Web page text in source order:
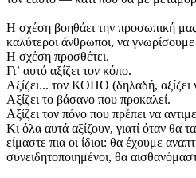
Η σχέση βοηθάει την προσωπική μας
καλύτεροι άνθρωποι, να
Η σχέση προσθέτει.
Γιʼ αυτό αξίζει τον κόπο.
Αξίζει... τον ΚΟΠΟ (δηλαδή, αξίζει
Αξίζει το βάσανο που προκαλεί.
Αξίζει τον πόνο που πρέπει να
Κι όλα αυτά αξίζουν, γιατί όταν θα
είμαστε πια οι ίδιοι: θα έχουμε
συνειδητοποιημένοι, θα